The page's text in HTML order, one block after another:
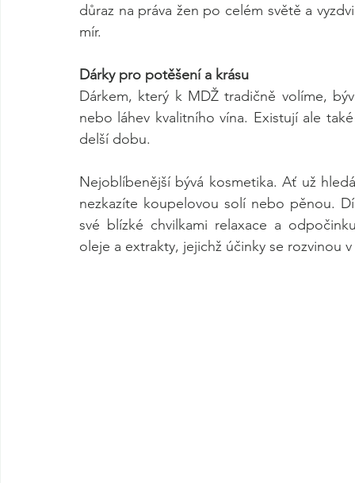
důraz na práva žen po celém světě a
mír.
Dárky pro potěšení a krásu
Dárkem, který k MDŽ tradičně volíme,
nebo láhev kvalitního vína. Existují ale
delší dobu.
Nejoblíbenější bývá kosmetika. Ať už
nezkazíte koupelovou solí nebo pěnou.
své blízké chvilkami relaxace a
oleje a extrakty, jejichž účinky se rozvinou